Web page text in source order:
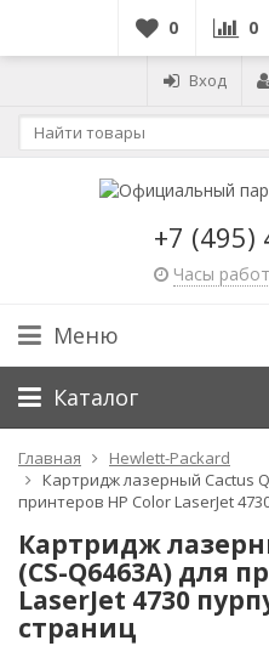
0 0
Вход
+7 (495)
Часы
Меню
Каталог
Главная
Hewlett-Packard
Картридж лазерный Cactus
принтеров HP Color LaserJet
Картридж
(CS-Q6463A) для
LaserJet 4730
страниц